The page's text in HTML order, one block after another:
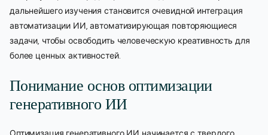
дальнейшего изучения становится очевидной интеграция
автоматизации ИИ, автоматизирующая повторяющиеся
задачи, чтобы освободить человеческую креативность для
более ценных активностей.
Понимание основ оптимизации
генеративного ИИ